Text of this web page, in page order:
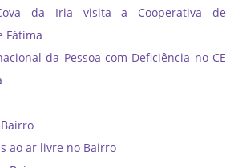
da Iria visita a Cooperativa de
Fátima
da Pessoa com Deficiência no CE
ao ar livre no Bairro